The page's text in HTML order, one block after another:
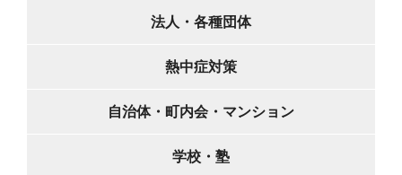
法人・各種団体
熱中症対策
自治体・町内会・マンション
学校・塾